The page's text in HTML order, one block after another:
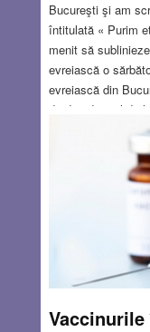
Bucureşti şi am
întitulată « Purim
menit să
evreiască o
evreiască din
de des drumul de
efervescentă ca
printre cele
totuşi continuă,
Eminescu din
petrecut cinci ani
FEB 25, 2021
Vaccinurile